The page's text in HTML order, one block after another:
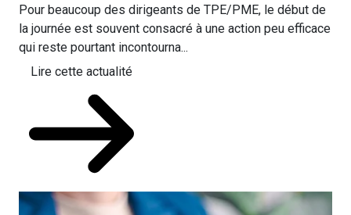
Pour beaucoup des dirigeants de TPE/PME, le début de
la journée est souvent consacré à une action peu efficace
qui reste pourtant incontourna...
Lire cette actualité